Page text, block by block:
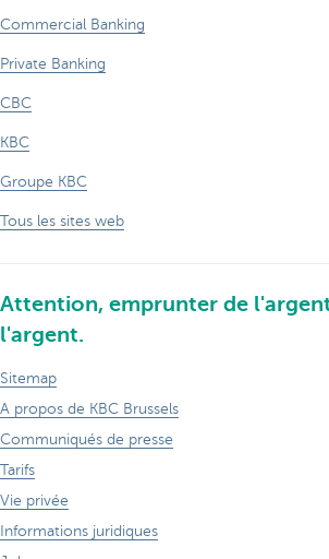
Commercial Banking
Private Banking
CBC
KBC
Groupe KBC
Tous les sites web
Attention, emprunter de
l'argent.
Sitemap
A propos de KBC Brussels
Communiqués de presse
Tarifs
Vie privée
Informations juridiques